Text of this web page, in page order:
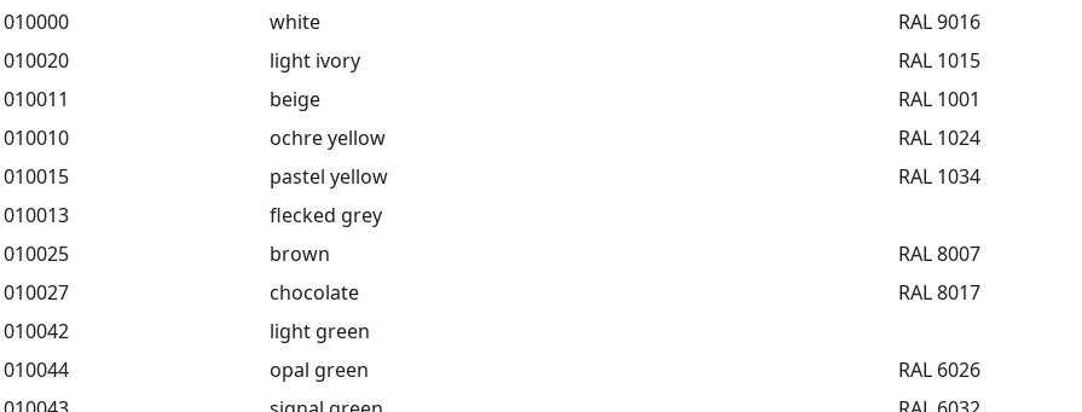
010000
white RAL 9016
010020
light ivory RAL 1015
010011
beige RAL 1001
010010
ochre yellow RAL 1024
010015
pastel yellow RAL 1034
010013
flecked grey
010025
brown RAL 8007
010027
chocolate RAL 8017
010042
light green
010044
opal green RAL 6026